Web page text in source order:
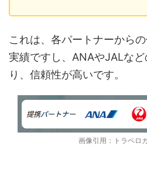
これは、各パートナーから
実績ですし、ANAやJALな
り、信頼性が高いです。
画像引用：トラベロ